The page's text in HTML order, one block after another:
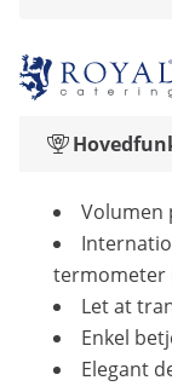
Volumen
termometer
Let at
Enkel
Elegant